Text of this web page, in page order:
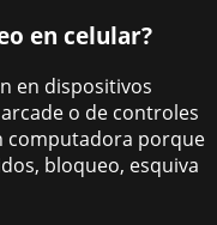
en celular?
en dispositivos
o de controles
computadora porque
bloqueo, esquiva